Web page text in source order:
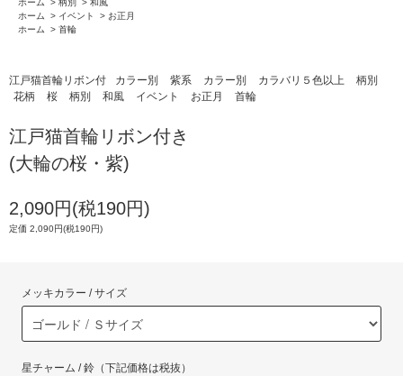
ホーム
> 柄別 > 和風
ホーム
> イベント > お正月
ホーム
> 首輪
江戸猫首輪リボン付 カラー別 紫系 カラー別 カラバリ５色以上
柄別
花柄
桜 柄別 和風 イベント お正月 首輪
江戸猫首輪リボン付き
(大輪の桜・紫)
2,090円(税190円)
定価 2,090円(税190円)
メッキカラー / サイズ
星チャーム / 鈴（下記価格は税抜）